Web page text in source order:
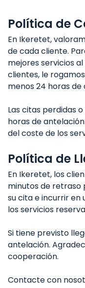
Política de
En Ikeretet,
de cada cliente.
mejores servicios
clientes, le
menos 24 horas de
Las citas perdidas
horas de
del coste de los
Política de
En Ikeretet, los
minutos de
su cita e incurrir en
los servicios
Si tiene previsto
antelación.
cooperación.
Contacte con